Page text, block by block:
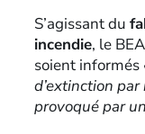
S’agissant du
incendie, le
soient informés
d’extinction par
provoqué par